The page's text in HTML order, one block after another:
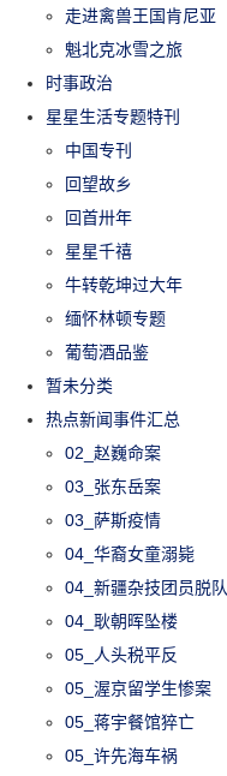
走进禽兽王国肯尼亚
魁北克冰雪之旅
时事政治
星星生活专题特刊
中国专刊
回望故乡
回首卅年
星星千禧
牛转乾坤过大年
缅怀林顿专题
葡萄酒品鉴
暂未分类
热点新闻事件汇总
02_赵巍命案
03_张东岳案
03_萨斯疫情
04_华裔女童溺毙
04_新疆杂技团员脱队
04_耿朝晖坠楼
05_人头税平反
05_渥京留学生惨案
05_蒋宇餐馆猝亡
05_许先海车祸